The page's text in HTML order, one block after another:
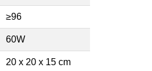
≥96
60W
20 x 20 x 15 cm